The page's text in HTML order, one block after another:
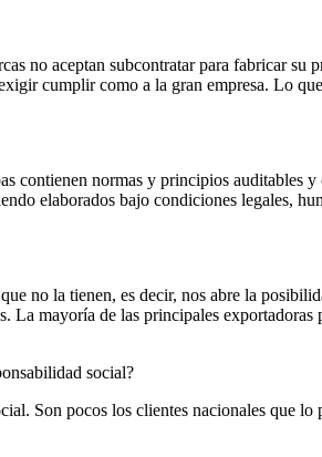
no aceptan subcontratar para fabricar su
cumplir como a la gran empresa. Lo
contienen normas y principios auditables
elaborados bajo condiciones legales,
no la tienen, es decir, nos abre la
mayoría de las principales exportadoras
social?
Son pocos los clientes nacionales que lo